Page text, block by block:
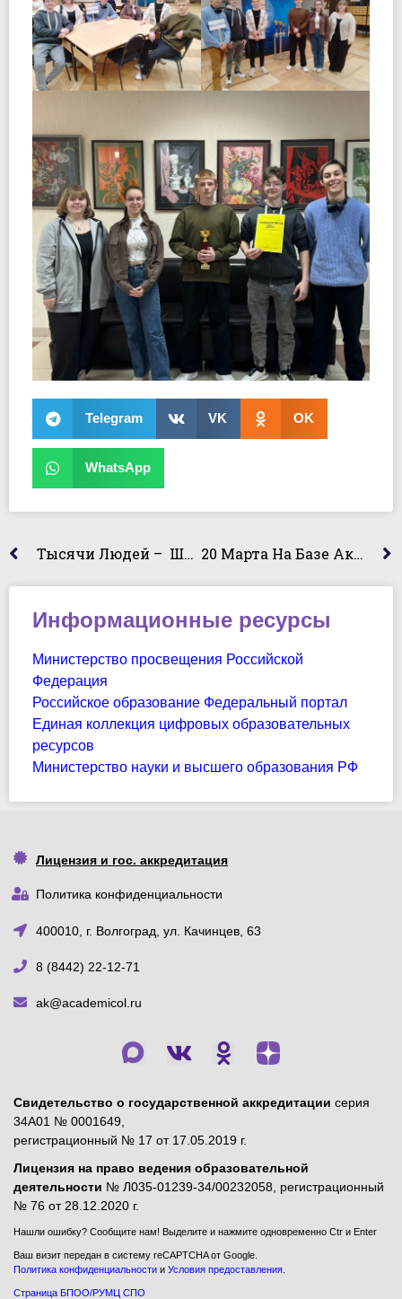
Telegram VK OK
WhatsApp
Тысячи Людей – Школьники, Студенты, Родители, Педагоги – Все Вместе Собрались На Волгоградском Образовательном Форуме «Образование-2025», Чтобы Окунуться В Мир Новых Знаний И Возможностей! 20 Марта На Базе Академического Колледжа Состоялась Встреча Студентов С Помощником Прокурора Дзержинского Района Г. Волгограда Янкиной Яной Михайловной
Информационные ресурсы
Министерство просвещения Российской
Федерация
Российское образование Федеральный портал
Единая коллекция цифровых образовательных
ресурсов
Министерство науки и высшего образования РФ
Лицензия и гос. аккредитация
Политика конфиденциальности
400010, г. Волгоград, ул. Качинцев, 63
8 (8442) 22-12-71
ak@academicol.ru
Свидетельство о государственной аккредитации серия
34А01 № 0001649,
регистрационный № 17 от 17.05.2019 г.
Лицензия на право ведения образовательной
деятельности № Л035-01239-34/00232058, регистрационный
№ 76 от 28.12.2020 г.
Нашли ошибку? Сообщите нам! Выделите и нажмите одновременно Ctr и Enter
Ваш визит передан в систему reCAPTCHA от Google.
Политика конфиденциальности и Условия предоставления.
Страница БПОО/РУМЦ СПО